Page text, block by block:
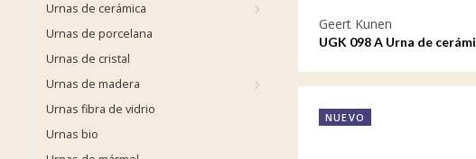
Urnas de cerámica
Urnas de porcelana
Urnas de cristal
Urnas de madera
Urnas fibra de vidrio
Urnas bio
Geert Kunen
UGK 098 A Urna de
NUEVO